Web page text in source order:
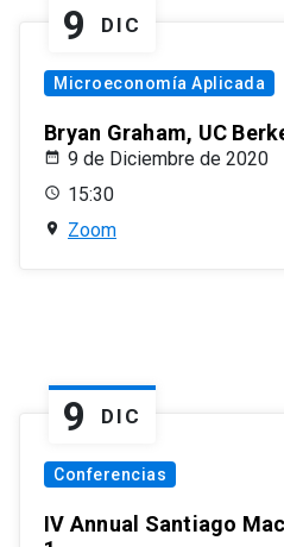
9 DIC
Microeconomía Aplicada
Bryan Graham, UC
9 de Diciembre de 2020
15:30
Zoom
9 DIC
Conferencias
IV Annual Santiago